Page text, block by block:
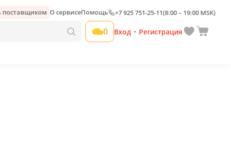
поставщиком О сервисеПомощь +7 925 751-25-11(8:00 – 19:00 MSK)
0 Вход • Регистрация
Добавить свою наценку